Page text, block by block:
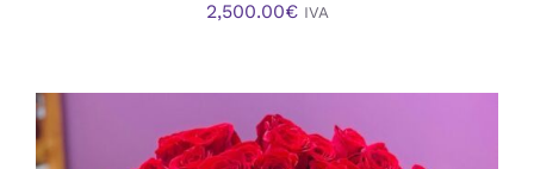
2,500.00€ IVA